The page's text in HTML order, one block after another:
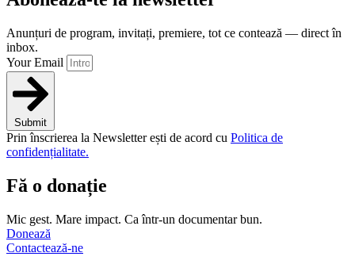
Anunțuri de program, invitați, premiere, tot ce contează — direct în
inbox.
Your Email
Submit
Prin înscrierea la Newsletter ești de acord cu Politica de
confidențialitate.
Fă o donație
Mic gest. Mare impact. Ca într-un documentar bun.
Donează
Contactează-ne